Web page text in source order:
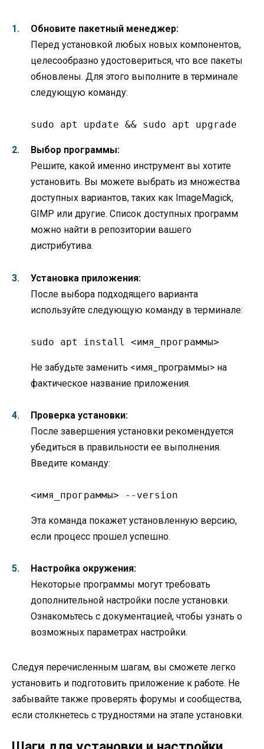
Обновите пакетный менеджер:
Перед установкой любых новых компонентов,
целесообразно удостовериться, что все пакеты
обновлены. Для этого выполните в терминале
следующую команду:
sudo apt update && sudo apt upgrade
Выбор программы:
Решите, какой именно инструмент вы хотите
установить. Вы можете выбрать из множества
доступных вариантов, таких как ImageMagick,
GIMP или другие. Список доступных программ
можно найти в репозитории вашего
дистрибутива.
Установка приложения:
После выбора подходящего варианта
используйте следующую команду в терминале:
sudo apt install <имя_программы>
Не забудьте заменить <имя_программы> на
фактическое название приложения.
Проверка установки:
После завершения установки рекомендуется
убедиться в правильности ее выполнения.
Введите команду:
<имя_программы> --version
Эта команда покажет установленную версию,
если процесс прошел успешно.
Настройка окружения:
Некоторые программы могут требовать
дополнительной настройки после установки.
Ознакомьтесь с документацией, чтобы узнать о
возможных параметрах настройки.
Следуя перечисленным шагам, вы сможете легко
установить и подготовить приложение к работе. Не
забывайте также проверять форумы и сообщества,
если столкнетесь с трудностями на этапе установки.